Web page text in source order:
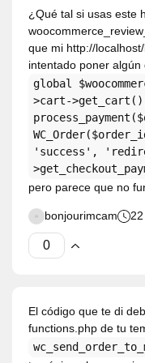
¿Qué tal si usas este
que mi http://
intentado poner algún
global
>cart-
'success',
pero parece que no
bonjourimcam
El código que te di
functions.php de tu